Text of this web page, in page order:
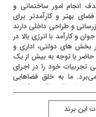
1388 با هدف انجام امور ساختمانی و
فضای بهتر و کارآمدتر برای
و طراحی داخلی دارند
و کارآمد با انرژی بالا در
بخش های دولتی، اداری و
با توجه به بیش از یک
تجربیات خود را در اجرای
می‌برد. ما به خلق فضاهایی
هم از نظر عملکرد و کارایی
نیازهای شما را برآورده
این برند